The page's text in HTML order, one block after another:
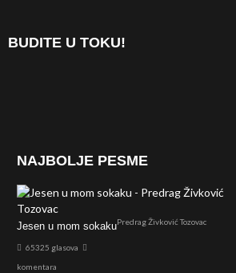
BUDITE U TOKU!
NAJBOLJE PESME
Jesen u mom sokakuPredrag Živković Tozovac
65325 glasova
komentara